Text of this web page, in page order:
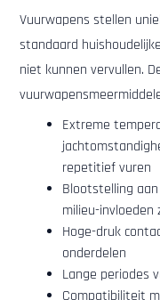
Vuurwapens stellen
standaard
niet kunnen vervullen.
Extreme
repetitief vuren
Blootstelling
milieu-invloeden
Hoge-druk
onderdelen
Lange periodes
Compatibiliteit